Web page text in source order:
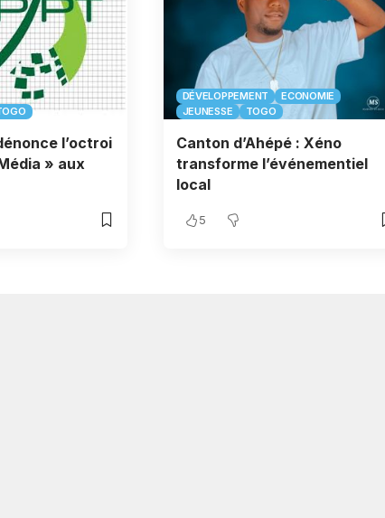
l’octroi
» aux
DÉVELOPPEMENT
ECONOMIE
JEUNESSE
TOGO
Canton d’Ahépé : Xéno
transforme l’événementiel
local
5